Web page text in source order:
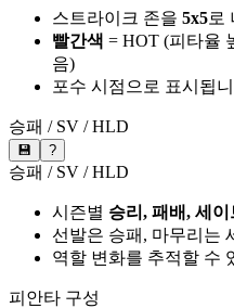
스트라이크 존을 5x5로
빨간색 = HOT (피타율
음)
포수 시점으로 표시됩
승패 / SV / HLD
💾 ?
승패 / SV / HLD
시즌별 승리, 패배, 세
선발은 승패, 마무리는
역할 변화를 추적할 수
피안타 구성